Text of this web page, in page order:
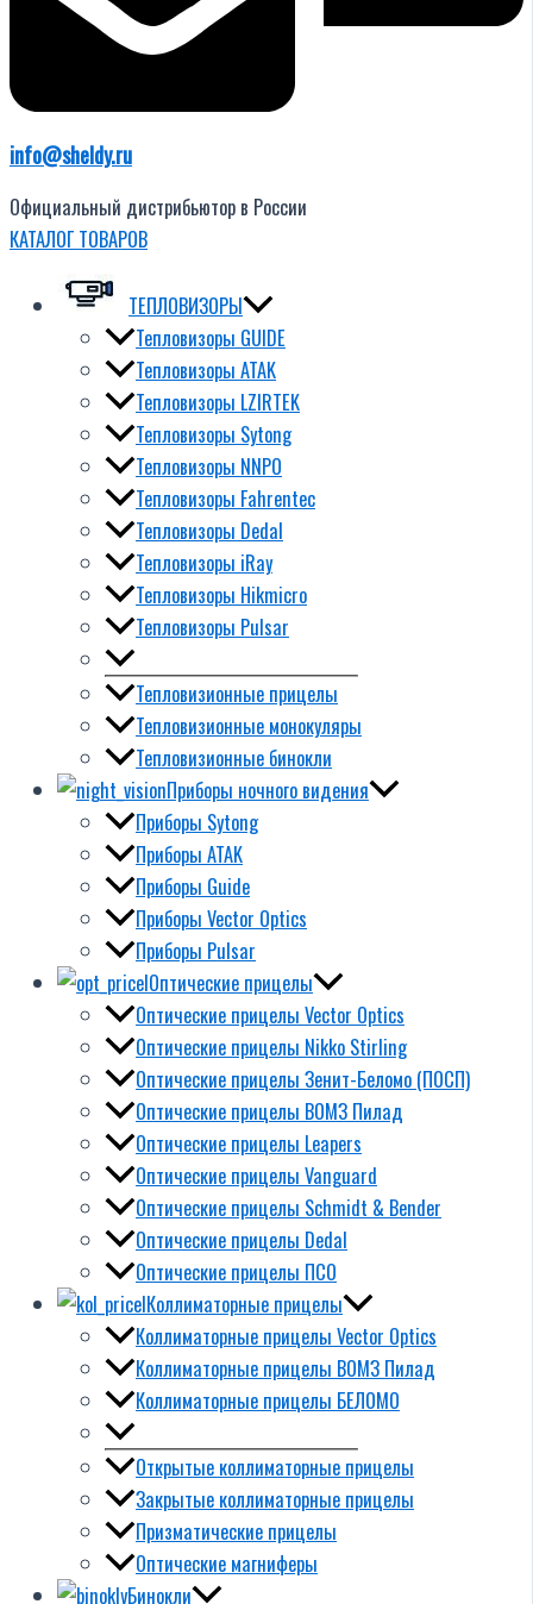
info@sheldy.ru
Официальный дистрибьютор в России
КАТАЛОГ ТОВАРОВ
ТЕПЛОВИЗОРЫ
Тепловизоры GUIDE
Тепловизоры ATAK
Тепловизоры LZIRTEK
Тепловизоры Sytong
Тепловизоры NNPO
Тепловизоры Fahrentec
Тепловизоры Dedal
Тепловизоры iRay
Тепловизоры Hikmicro
Тепловизоры Pulsar
Тепловизионные прицелы
Тепловизионные монокуляры
Тепловизионные бинокли
Приборы ночного видения
Приборы Sytong
Приборы ATAK
Приборы Guide
Приборы Vector Optics
Приборы Pulsar
Оптические прицелы
Оптические прицелы Vector Optics
Оптические прицелы Nikko Stirling
Оптические прицелы Зенит-Беломо (ПОСП)
Оптические прицелы ВОМЗ Пилад
Оптические прицелы Leapers
Оптические прицелы Vanguard
Оптические прицелы Schmidt & Bender
Оптические прицелы Dedal
Оптические прицелы ПСО
Коллиматорные прицелы
Коллиматорные прицелы Vector Optics
Коллиматорные прицелы ВОМЗ Пилад
Коллиматорные прицелы БЕЛОМО
Открытые коллиматорные прицелы
Закрытые коллиматорные прицелы
Призматические прицелы
Оптические магниферы
Бинокли